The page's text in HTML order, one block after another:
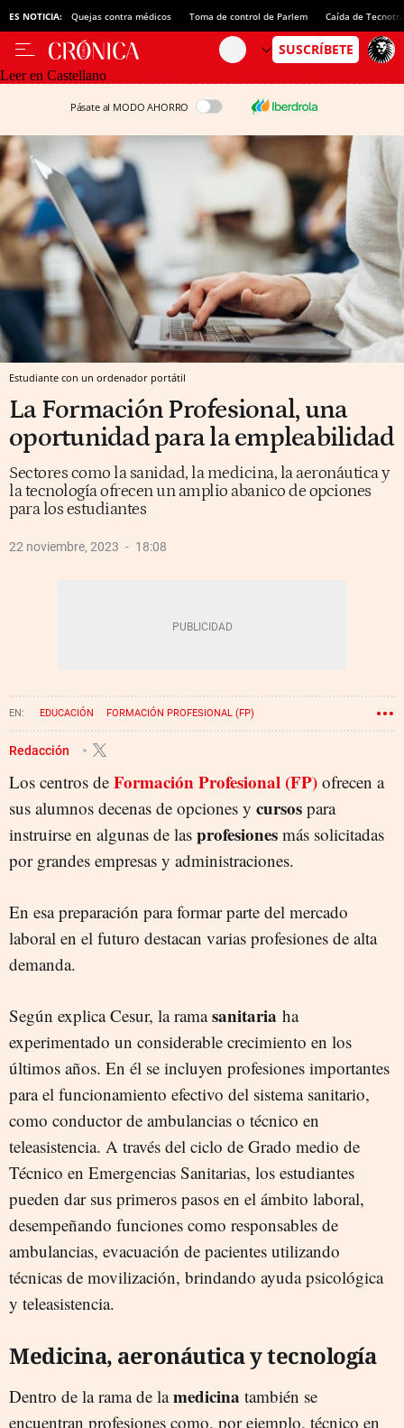
ES NOTICIA: Quejas contra médicos Toma de control de Parlem Caída de
Leer en Castellano
Pásate al MODO AHORRO
Estudiante con un ordenador portátil
La Formación Profesional, una
oportunidad para la empleabilidad
Sectores como la sanidad, la medicina, la aeronáutica y
la tecnología ofrecen un amplio abanico de opciones
para los estudiantes
22 noviembre, 2023 18:08
EDUCACIÓN FORMACIÓN PROFESIONAL (FP)
Redacción
Los centros de Formación Profesional (FP) ofrecen a
sus alumnos decenas de opciones y cursos para
instruirse en algunas de las profesiones más solicitadas
por grandes empresas y administraciones.
En esa preparación para formar parte del mercado
laboral en el futuro destacan varias profesiones de alta
demanda.
Según explica Cesur, la ramasanitaria ha
experimentado un considerable crecimiento en los
últimos años. En él se incluyen profesiones importantes
para el funcionamiento efectivo del sistema sanitario,
como conductor de ambulancias o técnico en
teleasistencia. A través del ciclo de Grado medio de
Técnico en Emergencias Sanitarias, los estudiantes
pueden dar sus primeros pasos en el ámbito laboral,
desempeñando funciones como responsables de
ambulancias, evacuación de pacientes utilizando
técnicas de movilización, brindando ayuda psicológica
y teleasistencia.
Medicina, aeronáutica y tecnología
Dentro de la rama de lamedicina también se
encuentran profesiones como, por ejemplo, técnico en